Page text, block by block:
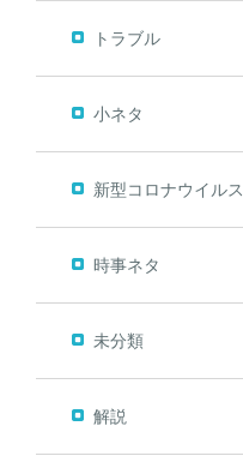
トラブル
小ネタ
新型コロナウイルス
時事ネタ
未分類
解説